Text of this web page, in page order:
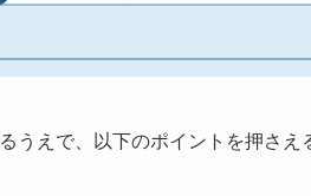
うえで、以下のポイントを押さ